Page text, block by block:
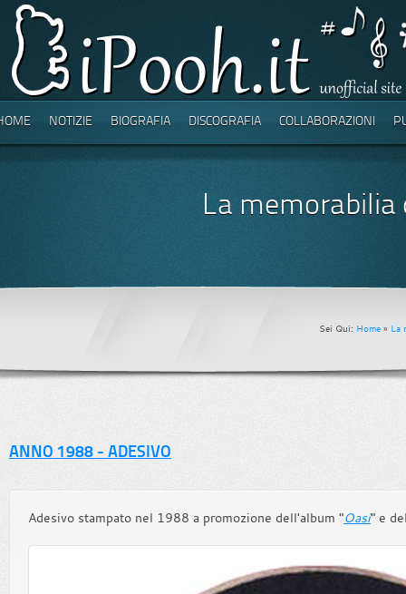
NOTIZIE BIOGRAFIA DISCOGRAFIA COLLABORAZIONI
La memorabilia
Sei Qui: Home» La
ANNO 1988 - ADESIVO
Adesivo stampato nel 1988 a promozione dell'album "Oasi" e